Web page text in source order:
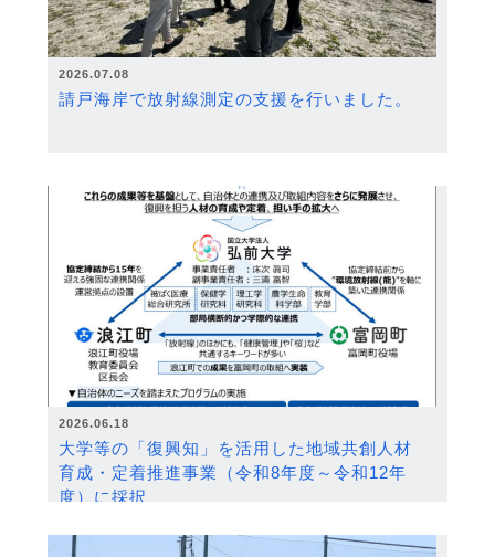
2026.07.08
請戸海岸で放射線測定の支援を行いました。
2026.06.18
大学等の「復興知」を活用した地域共創人材
育成・定着推進事業（令和8年度～令和12年
度）に採択